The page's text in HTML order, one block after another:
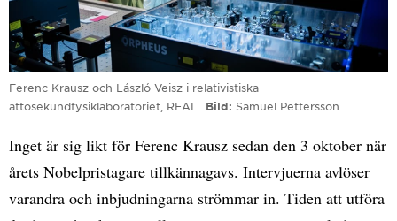
Ferenc Krausz och László Veisz i relativistiska
attosekundfysiklaboratoriet, REAL.
Bild Samuel Pettersson
Inget är sig likt för Ferenc Krausz sedan den 3 oktober när
årets Nobelpristagare tillkännagavs. Intervjuerna avlöser
varandra och inbjudningarna strömmar in. Tiden att utföra